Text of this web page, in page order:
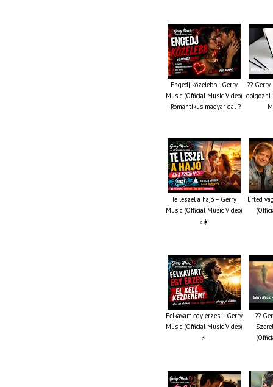
Engedj közelebb - Gerry
Music (Official Music Video)
| Romantikus magyar dal ?
?? Gerry
dolgozni
Te leszel a hajó – Gerry
Music (Official Music Video)
?☀️
Érted
Felkavart egy érzés – Gerry
Music (Official Music Video)
⚡
??